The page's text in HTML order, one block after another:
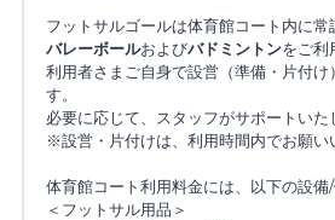
コートを予約
フットサルゴールは体育館コート内に常
バレーボールおよびバドミントンをご利
利用者さまご自身で設営（準備・片付け
す。
必要に応じて、スタッフがサポートいた
※設営・片付けは、利用時間内でお願い
体育館コート利用料金には、以下の設備/
＜フットサル用品＞